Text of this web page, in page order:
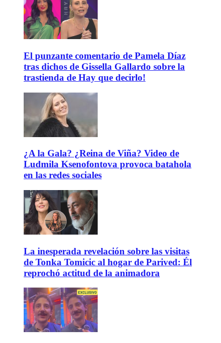
El punzante comentario de Pamela Díaz
tras dichos de Gissella Gallardo sobre la
trastienda de Hay que decirlo!
¿A la Gala? ¿Reina de Viña? Video de
Ludmila Ksenofontova provoca batahola
en las redes sociales
La inesperada revelación sobre las visitas
de Tonka Tomicic al hogar de Parived: Él
reprochó actitud de la animadora